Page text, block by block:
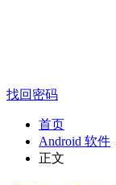
找回密码
首页
Android 软件
正文